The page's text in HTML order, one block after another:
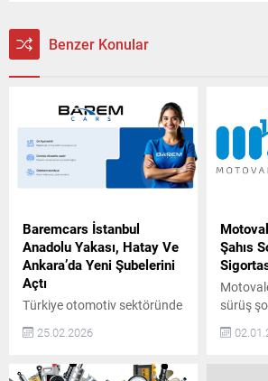
Benzer Konular
Baremcars İstanbul
Anadolu Yakası, Hatay Ve
Ankara’da Yeni Şubelerini
Açtı
Türkiye otomotiv sektöründe
sürdürülebilir hizmet
BaremCars, büyüme
25.02.2026
Şahıs
sürüş